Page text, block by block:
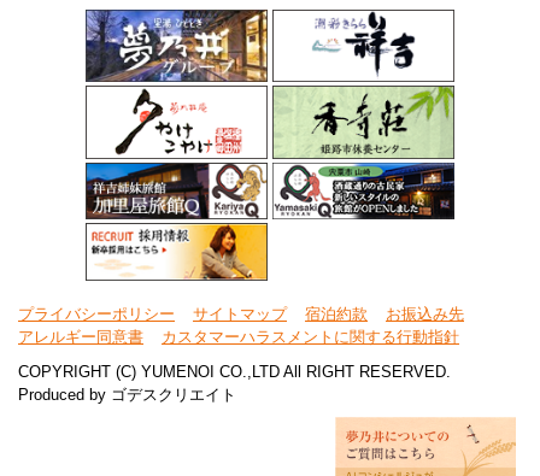
プライバシーポリシー サイトマップ 宿泊約款
お振込み先
アレルギー同意書
カスタマーハラスメントに関する行動指針
COPYRIGHT (C) YUMENOI CO.,LTD All RIGHT RESERVED.
Produced by ゴデスクリエイト